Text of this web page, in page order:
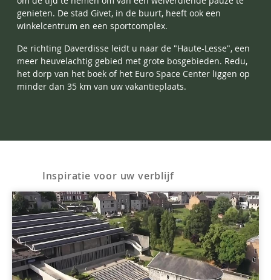
genieten. De stad Givet, in de buurt, heeft ook een
winkelcentrum en een sportcomplex.
De richting Daverdisse leidt u naar de "Haute-Lesse", een
meer heuvelachtig gebied met grote bosgebieden. Redu,
het dorp van het boek of het Euro Space Center liggen op
minder dan 35 km van uw vakantieplaats.
Inspiratie voor uw verblijf